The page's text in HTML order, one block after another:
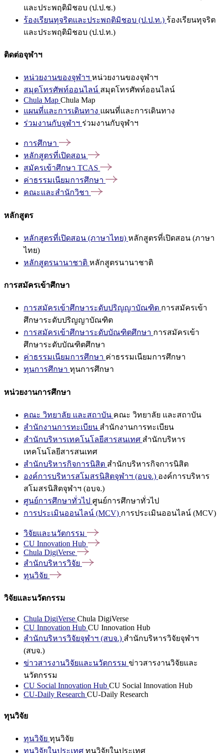
และประพฤติมิชอบ (ป.ป.ช.)
ร้องเรียนทุจริตและประพฤติมิชอบ (ป.ป.ท.) ร้องเรียนทุจริต
และประพฤติมิชอบ (ป.ป.ท.)
ติดต่อจุฬาฯ
หน่วยงานของจุฬาฯ หน่วยงานของจุฬาฯ
สมุดโทรศัพท์ออนไลน์ สมุดโทรศัพท์ออนไลน์
Chula Map Chula Map
แผนที่และการเดินทาง แผนที่และการเดินทาง
ร่วมงานกับจุฬาฯ ร่วมงานกับจุฬาฯ
การศึกษา
หลักสูตรที่เปิดสอน
สมัครเข้าศึกษา TCAS
ค่าธรรมเนียมการศึกษา
คณะและสำนักวิชา
หลักสูตร
หลักสูตรที่เปิดสอน (ภาษาไทย) หลักสูตรที่เปิดสอน (ภาษา
ไทย)
หลักสูตรนานาชาติ หลักสูตรนานาชาติ
การสมัครเข้าศึกษา
การสมัครเข้าศึกษาระดับปริญญาบัณฑิต การสมัครเข้า
ศึกษาระดับปริญญาบัณฑิต
การสมัครเข้าศึกษาระดับบัณฑิตศึกษา การสมัครเข้า
ศึกษาระดับบัณฑิตศึกษา
ค่าธรรมเนียมการศึกษา ค่าธรรมเนียมการศึกษา
ทุนการศึกษา ทุนการศึกษา
หน่วยงานการศึกษา
คณะ วิทยาลัย และสถาบัน คณะ วิทยาลัย และสถาบัน
สำนักงานการทะเบียน สำนักงานการทะเบียน
สำนักบริหารเทคโนโลยีสารสนเทศ สำนักบริหาร
เทคโนโลยีสารสนเทศ
สำนักบริหารกิจการนิสิต สำนักบริหารกิจการนิสิต
องค์การบริหารสโมสรนิสิตจุฬาฯ (อบจ.) องค์การบริหาร
สโมสรนิสิตจุฬาฯ (อบจ.)
ศูนย์การศึกษาทั่วไป ศูนย์การศึกษาทั่วไป
การประเมินออนไลน์ (MCV) การประเมินออนไลน์ (MCV)
วิจัยและนวัตกรรม
CU Innovation Hub
Chula DigiVerse
สำนักบริหารวิจัย
ทุนวิจัย
วิจัยและนวัตกรรม
Chula DigiVerse Chula DigiVerse
CU Innovation Hub CU Innovation Hub
สำนักบริหารวิจัยจุฬาฯ (สบจ.) สำนักบริหารวิจัยจุฬาฯ
(สบจ.)
ข่าวสารงานวิจัยและนวัตกรรม ข่าวสารงานวิจัยและ
นวัตกรรม
CU Social Innovation Hub CU Social Innovation Hub
CU-Daily Research CU-Daily Research
ทุนวิจัย
ทุนวิจัย ทุนวิจัย
ทุนวิจัยในประเทศ ทุนวิจัยในประเทศ